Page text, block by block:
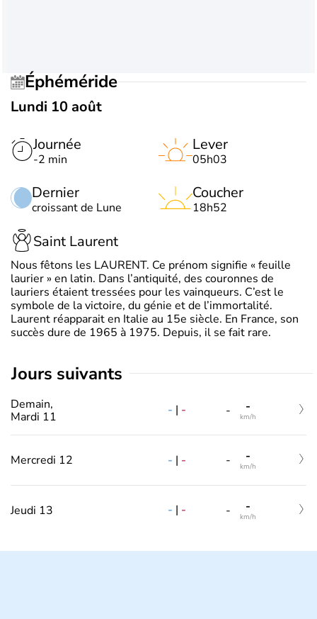
Éphéméride
Lundi 10 août
Journée
-2 min
Dernier
croissant de Lune
Lever
05h03
Coucher
18h52
Saint Laurent
Nous fêtons les LAURENT. Ce prénom signifie « feuille
laurier » en latin. Dans l’antiquité, des couronnes de
lauriers étaient tressées pour les vainqueurs. C’est le
symbole de la victoire, du génie et de l’immortalité.
Laurent réapparait en Italie au 15e siècle. En France, son
succès dure de 1965 à 1975. Depuis, il se fait rare.
jours suivants
Demain,
Mardi 11
- | - - -
km/h
Mercredi 12 - | - - -
km/h
Jeudi 13 - | - - -
km/h